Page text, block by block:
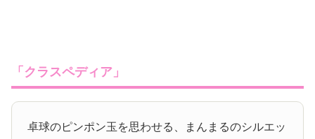
「クラスペディア」
卓球のピンポン玉を思わせる、まんまるのシルエッ